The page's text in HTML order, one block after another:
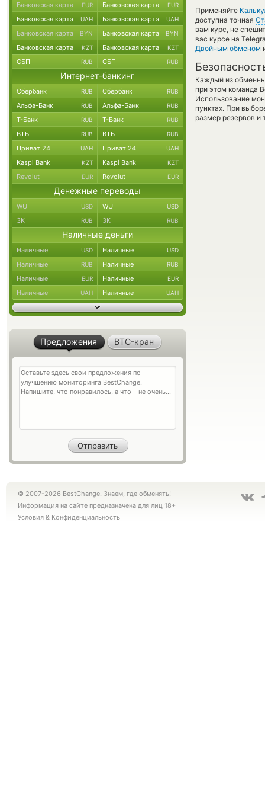
Применяйте
доступна точная
вам курс, не
вас курсе на
Двойным обменом
Каждый из
при этом команда
Использование
пунктах. При
размер резервов и
Банковская карта EUR Банковская карта EUR
Банковская карта UAH Банковская карта UAH
Банковская карта BYN Банковская карта BYN
Банковская карта KZT Банковская карта KZT
СБП RUB СБП RUB
Интернет-банкинг
Сбербанк RUB Сбербанк RUB
Альфа-Банк RUB Альфа-Банк RUB
Т-Банк RUB Т-Банк RUB
ВТБ RUB ВТБ RUB
Приват 24 UAH Приват 24 UAH
Kaspi Bank KZT Kaspi Bank KZT
Revolut EUR Revolut EUR
Денежные переводы
WU USD WU USD
ЗК RUB ЗК RUB
Наличные деньги
Наличные USD Наличные USD
Наличные RUB Наличные RUB
Наличные EUR Наличные EUR
Наличные UAH Наличные UAH
Предложения BTC-кран
© 2007-2026 BestChange. Знаем, где обменять!
Информация на сайте предназначена для лиц 18+
Условия & Конфиденциальность